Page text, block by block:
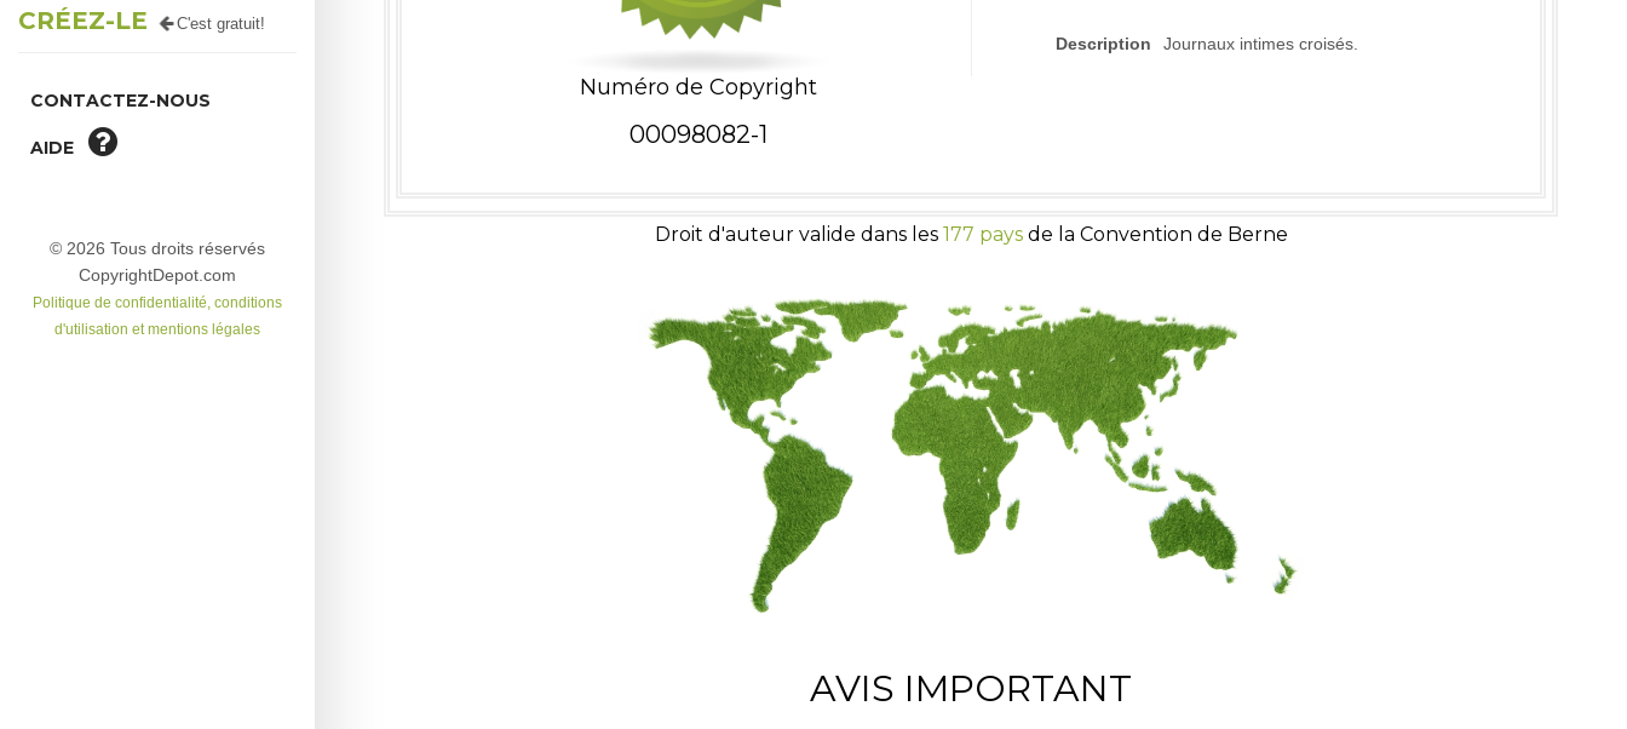
CRÉEZ-LE C'est gratuit!
CONTACTEZ-NOUS
AIDE
© 2026 Tous droits réservés
CopyrightDepot.com
Politique de confidentialité, conditions
d'utilisation et mentions légales
Numéro de Copyright
00098082-1
Description Journaux intimes croisés.
Droit d'auteur valide dans les 177 paysde la Convention de Berne
AVIS IMPORTANT